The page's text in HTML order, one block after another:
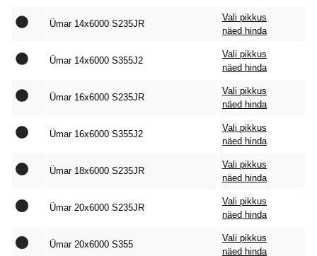
Ümar 14x6000 S235JR
Vali pikkus
näed hinda
Ümar 14x6000 S355J2
Vali pikkus
näed hinda
Ümar 16x6000 S235JR
Vali pikkus
näed hinda
Ümar 16x6000 S355J2
Vali pikkus
näed hinda
Ümar 18x6000 S235JR
Vali pikkus
näed hinda
Ümar 20x6000 S235JR
Vali pikkus
näed hinda
Ümar 20x6000 S355
Vali pikkus
näed hinda